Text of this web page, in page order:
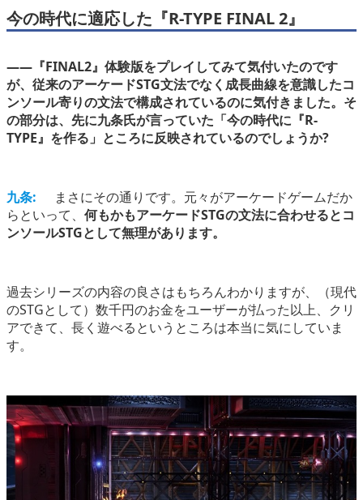
今の時代に適応した『R-TYPE FINAL 2』
――『FINAL2』体験版をプレイしてみて気付いたのです
が、従来のアーケードSTG文法でなく成長曲線を意識したコ
ンソール寄りの文法で構成されているのに気付きました。そ
の部分は、先に九条氏が言っていた「今の時代に『R-
TYPE』を作る」ところに反映されているのでしょうか?
九条:
まさにその通りです。元々がアーケードゲームだか
らといって、 何もかもアーケードSTGの文法に合わせるとコ
ンソールSTGとして無理があります。
過去シリーズの内容の良さはもちろんわかりますが、（現代
のSTGとして）数千円のお金をユーザーが払った以上、クリ
アできて、長く遊べるというところは本当に気にしていま
す。